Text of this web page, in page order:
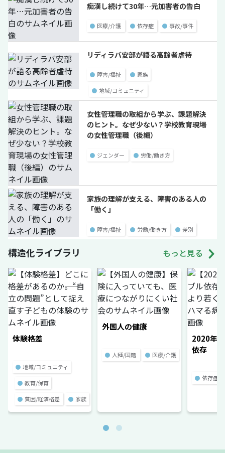
痴漢し続けて30年…元加害者の告白
● 医療/介護 ● 依存症 ● 事故/事件
リディラバ安部が語る高齢者虐待
● 障害/福祉 ● 家族
● 地域/コミュニティ
女性管理職の取組から学ぶ、課題解決
のヒント。なぜ少ない？学校教育現場
の女性管理職（後編）
● ジェンダー ● 労働/働き方
家族の理解が支える、障害のある人の
「働く」
● 障害/福祉 ● 労働/働き方 ● 差別
構造化ライブラリ もっと見る
体験格差
● 地域/コミュニティ
● 教育/保育
● 貧困/経済格差 ● 家族
外国人の健康
● 人種/国籍 ● 医療/介護
2020年
依存
● 依存症